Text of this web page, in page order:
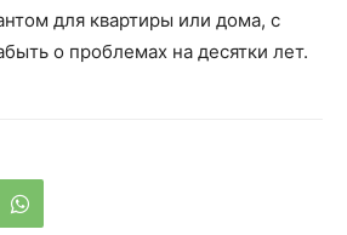
для квартиры или дома, с
о проблемах на десятки лет.